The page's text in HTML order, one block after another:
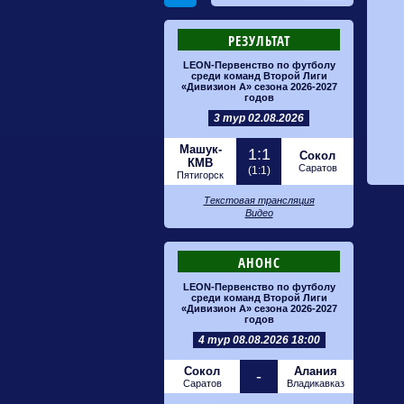
РЕЗУЛЬТАТ
LEON-Первенство по футболу
среди команд Второй Лиги
«Дивизион А» сезона 2026-2027
годов
3 тур 02.08.2026
Машук-
КМВ
Пятигорск
1:1
(1:1)
Сокол
Саратов
Текстовая трансляция
Видео
АНОНС
LEON-Первенство по футболу
среди команд Второй Лиги
«Дивизион А» сезона 2026-2027
годов
4 тур 08.08.2026 18:00
Сокол
Саратов - Алания
Владикавказ